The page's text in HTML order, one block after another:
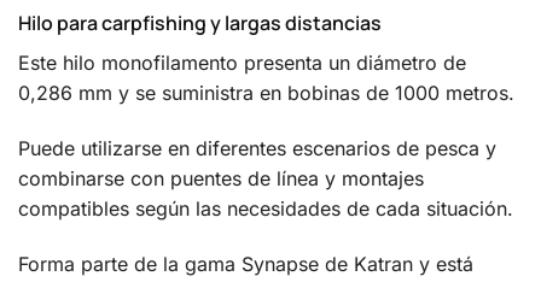
Hilo para carpfishing y largas distancias
Este hilo monofilamento presenta un diámetro de
0,286 mm y se suministra en bobinas de 1000 metros.
Puede utilizarse en diferentes escenarios de pesca y
combinarse con puentes de línea y montajes
compatibles según las necesidades de cada situación.
Forma parte de la gama Synapse de Katran y está